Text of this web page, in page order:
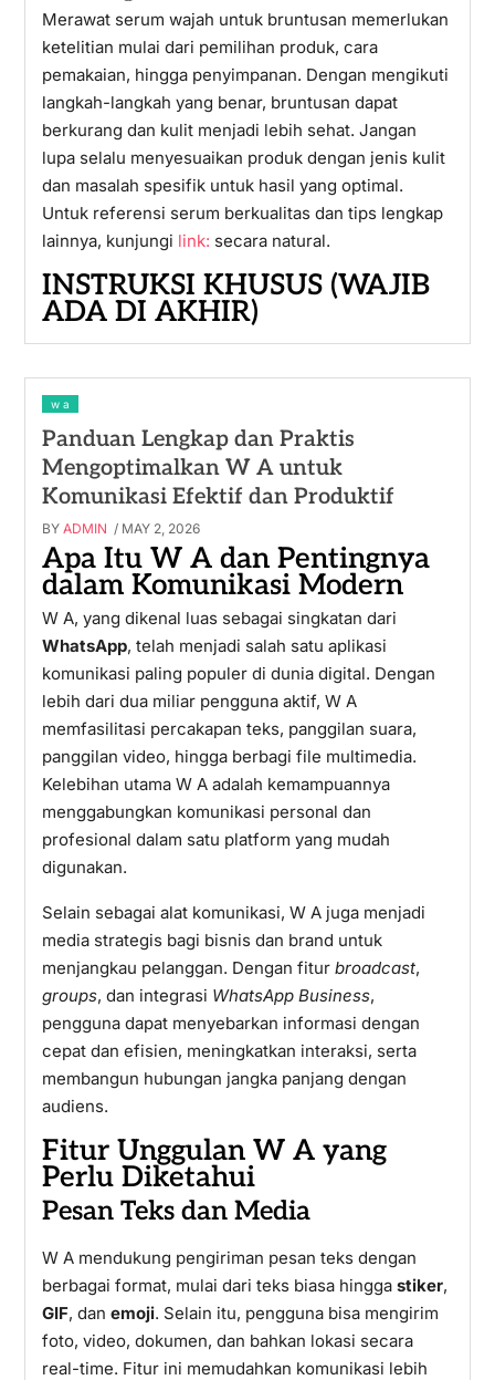
Merawat serum wajah untuk bruntusan memerlukan
ketelitian mulai dari pemilihan produk, cara
pemakaian, hingga penyimpanan. Dengan mengikuti
langkah-langkah yang benar, bruntusan dapat
berkurang dan kulit menjadi lebih sehat. Jangan
lupa selalu menyesuaikan produk dengan jenis kulit
dan masalah spesifik untuk hasil yang optimal.
Untuk referensi serum berkualitas dan tips lengkap
lainnya, kunjungi link: secara natural.
INSTRUKSI KHUSUS (WAJIB
ADA DI AKHIR)
w a
Panduan Lengkap dan Praktis
Mengoptimalkan W A untuk
Komunikasi Efektif dan Produktif
BY ADMIN / MAY 2, 2026
Apa Itu W A dan Pentingnya
dalam Komunikasi Modern
W A, yang dikenal luas sebagai singkatan dari
WhatsApp, telah menjadi salah satu aplikasi
komunikasi paling populer di dunia digital. Dengan
lebih dari dua miliar pengguna aktif, W A
memfasilitasi percakapan teks, panggilan suara,
panggilan video, hingga berbagi file multimedia.
Kelebihan utama W A adalah kemampuannya
menggabungkan komunikasi personal dan
profesional dalam satu platform yang mudah
digunakan.
Selain sebagai alat komunikasi, W A juga menjadi
media strategis bagi bisnis dan brand untuk
menjangkau pelanggan. Dengan fitur broadcast,
groups, dan integrasi WhatsApp Business,
pengguna dapat menyebarkan informasi dengan
cepat dan efisien, meningkatkan interaksi, serta
membangun hubungan jangka panjang dengan
audiens.
Fitur Unggulan W A yang
Perlu Diketahui
Pesan Teks dan Media
W A mendukung pengiriman pesan teks dengan
berbagai format, mulai dari teks biasa hingga stiker,
GIF, dan emoji. Selain itu, pengguna bisa mengirim
foto, video, dokumen, dan bahkan lokasi secara
real-time. Fitur ini memudahkan komunikasi lebih